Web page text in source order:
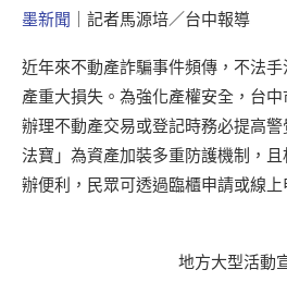
墨新聞 ｜記者馬源培／台中報導
近年來不動產詐騙事件頻傳，不法
產重大損失。為強化產權安全，台
辦理不動產交易或登記時務必提高
法寶」為資產加裝多重防護機制，
辦便利，民眾可透過臨櫃申請或線上
地方大型活動